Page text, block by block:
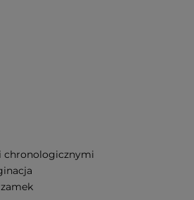
chronologicznymi